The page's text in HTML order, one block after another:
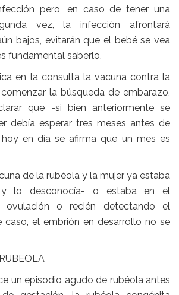
pero, en caso de tener una
vez, la infección afrontará
bajos, evitarán que el bebé se vea
fundamental saberlo.
en la consulta la vacuna contra la
la búsqueda de embarazo,
que -si bien anteriormente se
debía esperar tres meses antes de
en día se afirma que un mes es
de la rubéola y la mujer ya estaba
y lo desconocía- o estaba en el
o recién detectando el
caso, el embrión en desarrollo no se
un episodio agudo de rubéola antes